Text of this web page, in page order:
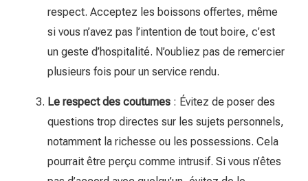
respect. Acceptez les boissons offertes, même
si vous n’avez pas l’intention de tout boire, c’est
un geste d’hospitalité. N’oubliez pas de remercier
plusieurs fois pour un service rendu.
Le respect des coutumes : Évitez de poser des
questions trop directes sur les sujets personnels,
notamment la richesse ou les possessions. Cela
pourrait être perçu comme intrusif. Si vous n’êtes